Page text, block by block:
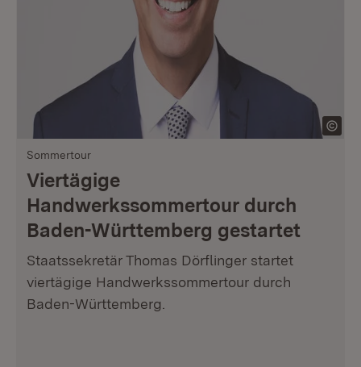
Sommertour
Viertägige
Handwerkssommertour durch
Baden-Württemberg gestartet
Staatssekretär Thomas Dörflinger startet
viertägige Handwerkssommertour durch
Baden-Württemberg.